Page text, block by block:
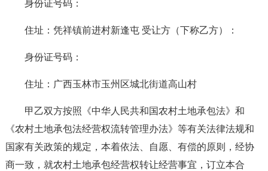
身份证号码：
住址：凭祥镇前进村新逢屯 受让方（下称乙方）：
身份证号码：
住址：广西玉林市玉州区城北街道高山村
甲乙双方按照《中华人民共和国农村土地承包法》和
《农村土地承包法经营权流转管理办法》等有关法律法规和
国家有关政策的规定，本着依法、自愿、有偿的原则，经协
商一致，就农村土地承包经营权转让经营事宜，订立本合